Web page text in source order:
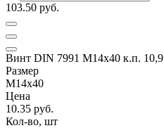
103.50 руб.
Винт DIN 7991 M14х40 к.п. 10,9
Размер
M14x40
Цена
10.35 руб.
Кол-во, шт